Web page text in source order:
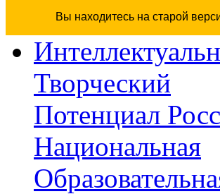
Вы находитесь на старой
Творческий
Потенциал
Национальная